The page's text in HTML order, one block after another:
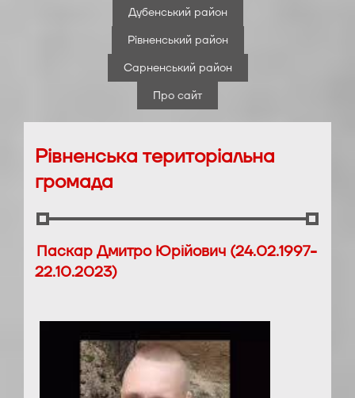
Дубенський район
Рівненський район
Сарненський район
Про сайт
Рівненська територіальна
громада
Паскар Дмитро Юрійович (24.02.1997-
22.10.2023)